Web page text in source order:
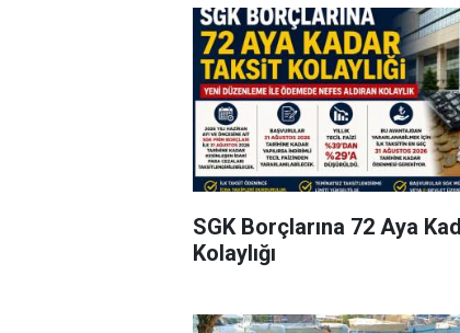
SGK Borçlarına 72 Aya
Kolaylığı